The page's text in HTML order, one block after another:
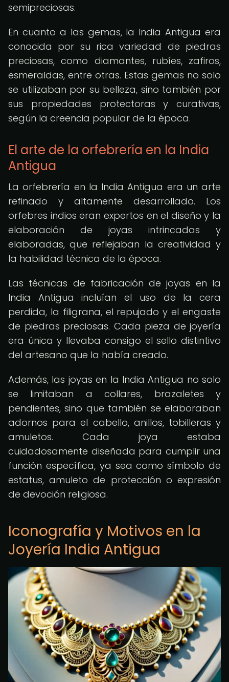
semipreciosas.
En cuanto a las gemas, la India Antigua era
conocida por su rica variedad de piedras
preciosas, como diamantes, rubíes, zafiros,
esmeraldas, entre otras. Estas gemas no solo
se utilizaban por su belleza, sino también por
sus propiedades protectoras y curativas,
según la creencia popular de la época.
El arte de la orfebrería en la India
Antigua
La orfebrería en la India Antigua era un arte
refinado y altamente desarrollado. Los
orfebres indios eran expertos en el diseño y la
elaboración de joyas intrincadas y
elaboradas, que reflejaban la creatividad y
la habilidad técnica de la época.
Las técnicas de fabricación de joyas en la
India Antigua incluían el uso de la cera
perdida, la filigrana, el repujado y el engaste
de piedras preciosas. Cada pieza de joyería
era única y llevaba consigo el sello distintivo
del artesano que la había creado.
Además, las joyas en la India Antigua no solo
se limitaban a collares, brazaletes y
pendientes, sino que también se elaboraban
adornos para el cabello, anillos, tobilleras y
amuletos. Cada joya estaba
cuidadosamente diseñada para cumplir una
función específica, ya sea como símbolo de
estatus, amuleto de protección o expresión
de devoción religiosa.
Iconografía y Motivos en la
Joyería India Antigua